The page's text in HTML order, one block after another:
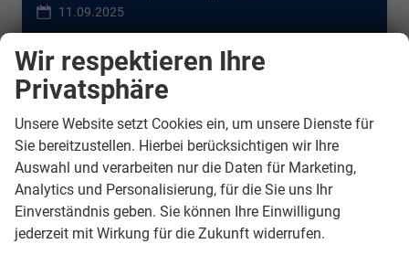
11.09.2025
35.490,– €
incl. 19% MwSt.
Verbrauch kombiniert:
-Klasse:
CO2 -Emissionen: 160,00 g/km
Marke
alles ausgewählt
Wir respektieren Ihre
Privatsphäre
Unsere Website setzt Cookies ein, um unsere Dienste für
Sie bereitzustellen. Hierbei berücksichtigen wir Ihre
Auswahl und verarbeiten nur die Daten für Marketing,
Analytics und Personalisierung, für die Sie uns Ihr
Einverständnis geben. Sie können Ihre Einwilligung
jederzeit mit Wirkung für die Zukunft widerrufen.